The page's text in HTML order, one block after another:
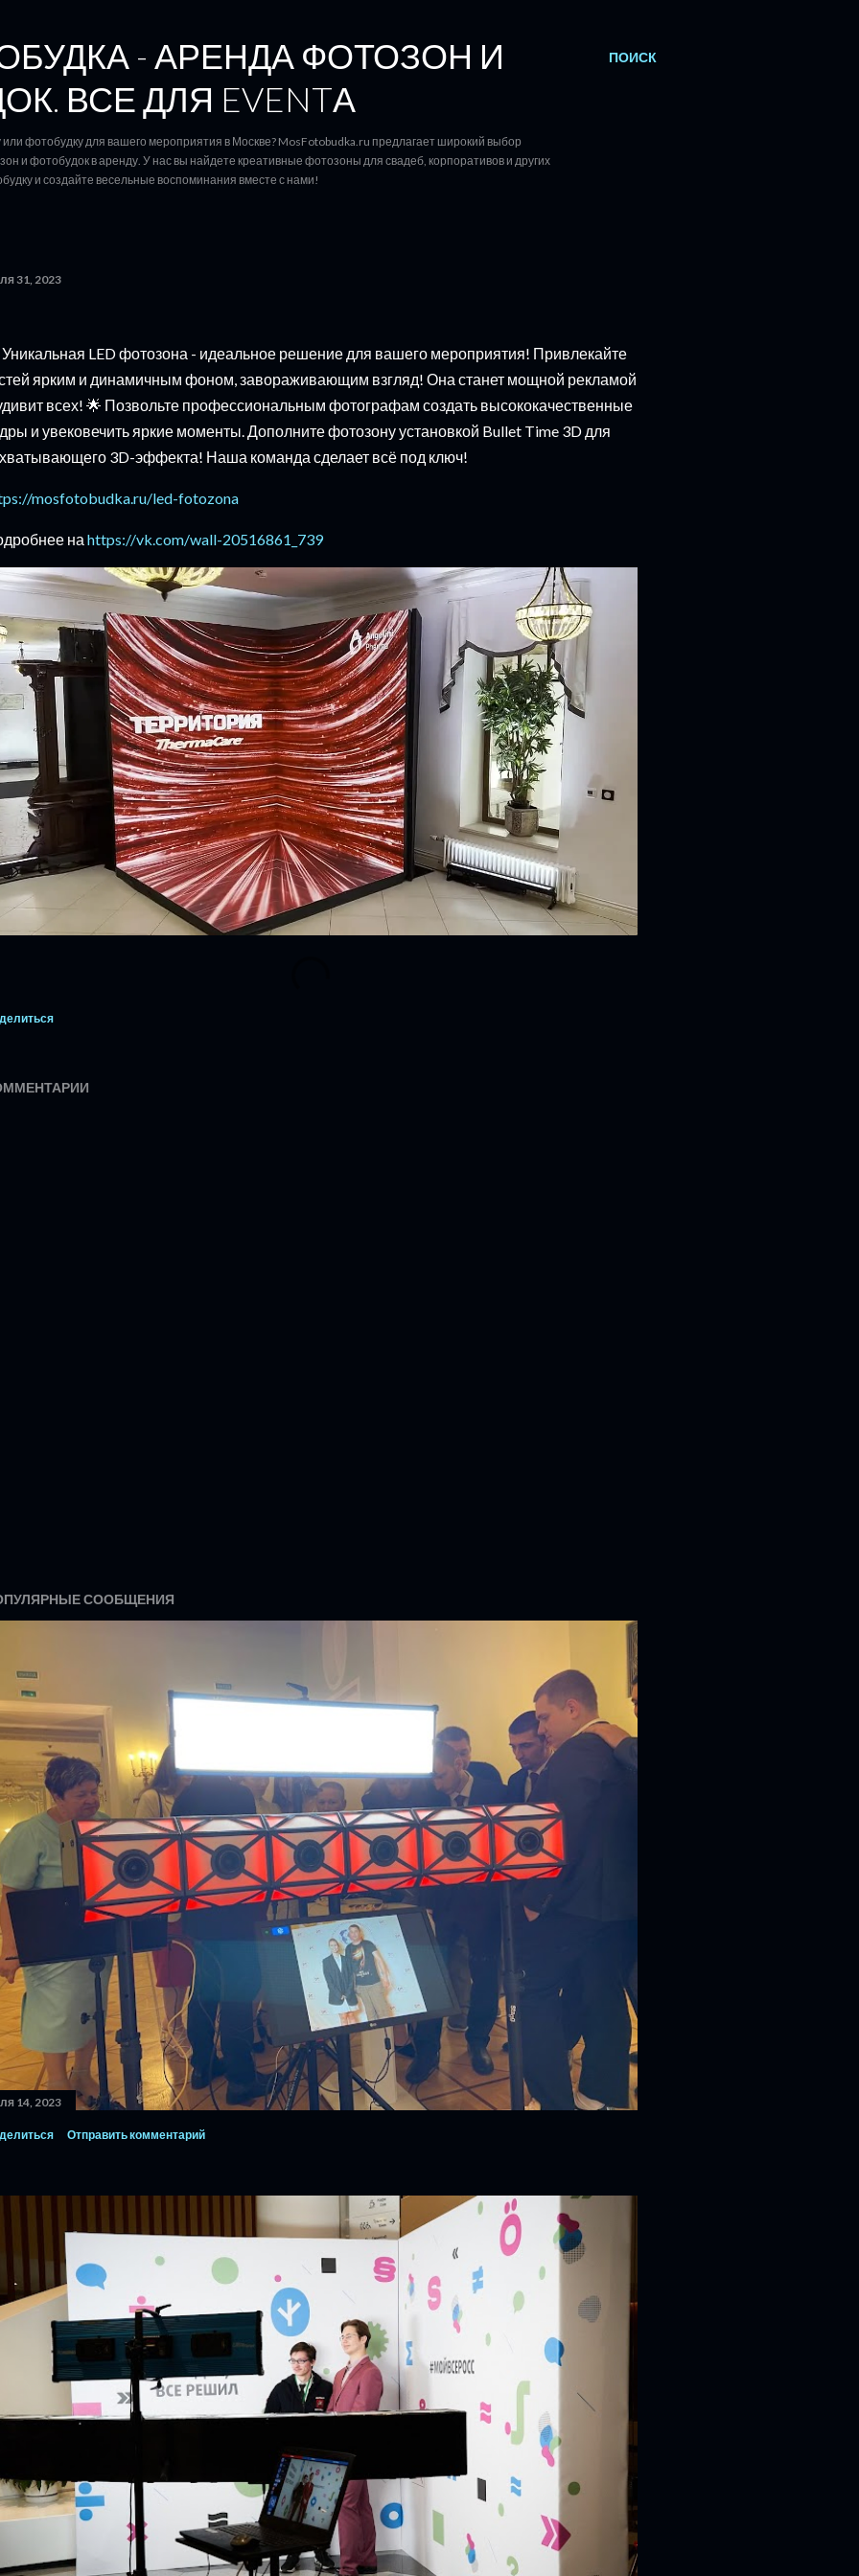
ПОИСК
- АРЕНДА ФОТОЗОН И
ВСЕ ДЛЯ EVENTА
фотобудку для вашего мероприятия в Москве? MosFotobudka.ru предлагает широкий выбор
и фотобудок в аренду. У нас вы найдете креативные фотозоны для свадеб, корпоративов и других
и создайте весельные воспоминания вместе с нами!
31, 2023
LED фотозона - идеальное решение для вашего мероприятия! Привлекайте
ярким и динамичным фоном, завораживающим взгляд! Она станет мощной рекламой
всех! 🌟 Позвольте профессиональным фотографам создать высококачественные
и увековечить яркие моменты. Дополните фотозону установкой Bullet Time 3D для
3D-эффекта! Наша команда сделает всё под ключ!
mosfotobudka.ru/led-fotozona
на https://vk.com/wall-20516861_739
СООБЩЕНИЯ
14, 2023
Отправить комментарий